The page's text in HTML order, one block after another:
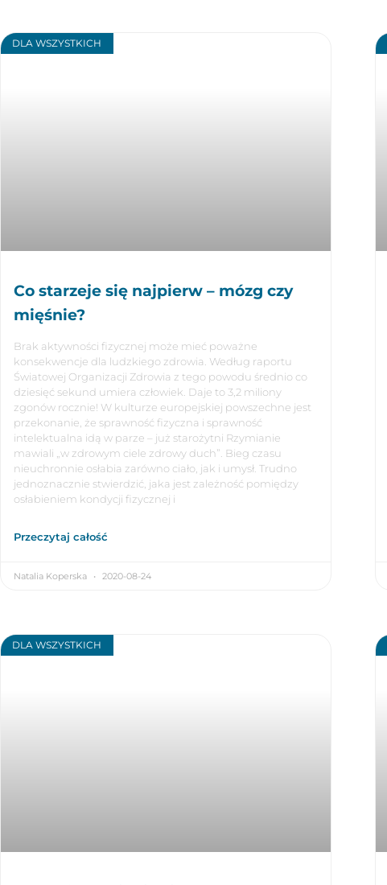
DLA WSZYSTKICH
Co starzeje się najpierw – mózg czy
mięśnie?
Brak aktywności fizycznej może mieć poważne
konsekwencje dla ludzkiego zdrowia. Według raportu
Światowej Organizacji Zdrowia z tego powodu średnio co
dziesięć sekund umiera człowiek. Daje to 3,2 miliony
zgonów rocznie! W kulturze europejskiej powszechne jest
przekonanie, że sprawność fizyczna i sprawność
intelektualna idą w parze – już starożytni Rzymianie
mawiali „w zdrowym ciele zdrowy duch”. Bieg czasu
nieuchronnie osłabia zarówno ciało, jak i umysł. Trudno
jednoznacznie stwierdzić, jaka jest zależność pomiędzy
osłabieniem kondycji fizycznej i
Przeczytaj całość
Natalia Koperska 2020-08-24
DLA WSZYSTKICH